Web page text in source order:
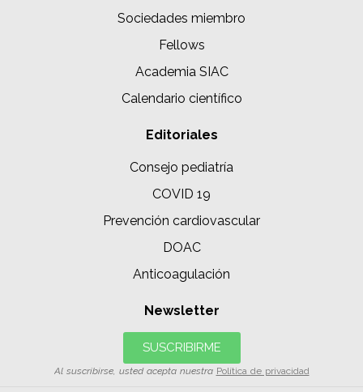
Sociedades miembro
Fellows
Academia SIAC
Calendario científico
Editoriales
Consejo pediatría
COVID 19
Prevención cardiovascular
DOAC
Anticoagulación
Newsletter
SUSCRIBIRME
Al suscribirse, usted acepta nuestra Política de privacidad